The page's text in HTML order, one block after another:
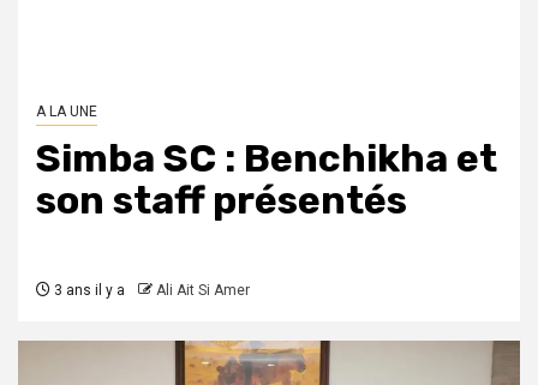
A LA UNE
Simba SC : Benchikha et
son staff présentés
3 ans il y a Ali Ait Si Amer